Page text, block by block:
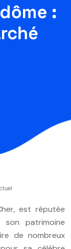
:
est réputée
patrimoine
de nombreux